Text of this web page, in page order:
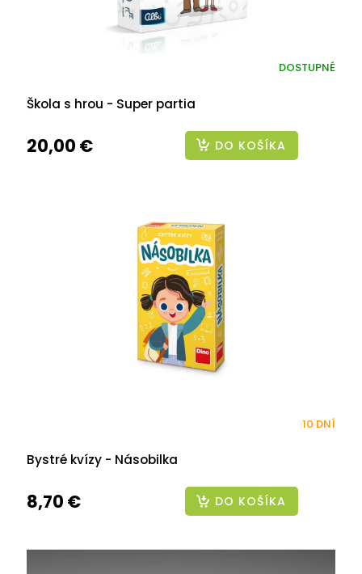
Škola s hrou - Super partia
DOSTUPNÉ
20,00 € DO KOŠÍKA
Bystré kvízy - Násobilka
10 DNÍ
8,70 € DO KOŠÍKA